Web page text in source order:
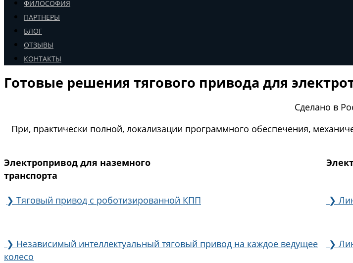
ФИЛОСОФИЯ
ПАРТНЕРЫ
БЛОГ
ОТЗЫВЫ
КОНТАКТЫ
Готовые решения тягового привода для
Сделано в
При, практически полной, локализации программного обеспечения,
Электропривод для наземного
транспорта
❯ Тяговый привод с роботизированной КПП ❯
❯ Независимый интеллектуальный тяговый привод на каждое ведущее
колесо
❯